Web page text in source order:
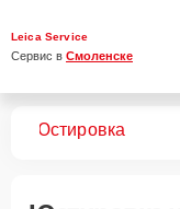
Leica Service
Сервис в Смоленске
Юстировка